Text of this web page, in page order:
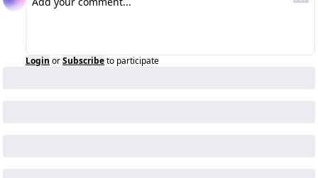
Login orSubscribeto participate